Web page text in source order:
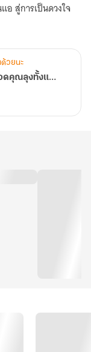
อ สู่การเป็นดวงใจ
ด้วยนะ
ซู่เป่าสามขวบครึ่ง: หนูน้อยอาคมเต๋ากับยอดคุณลุงทั้งแปด